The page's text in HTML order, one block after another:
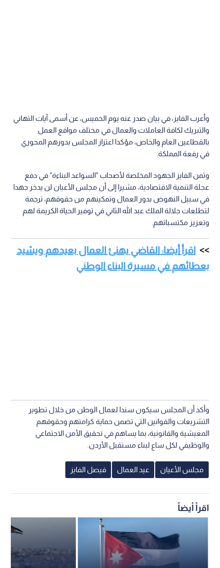
وأعرب الفايز، في بيان صدر عنه يوم الخميس، عن أسمى آيات التهاني
والتبريك لكافة العاملات والعمال في مختلف مواقع العمل
بالقطاعين العام والخاص، مؤكدا اعتزاز المجلس بدورهم المحوري
في رفعة المملكة.
وثمن الفايز الجهود المخلصة لأصحاب "السواعد البناءة" في دفع
عجلة التنمية الاقتصادية، مشيرا إلى أن مجلس الأعيان لن يدخر جهدا
في سبيل النهوض بدور العمال وتمكينهم من حقوقهم، ترجمة
لتطلعات جلالة الملك عبد الله الثاني في توفير الحياة الكريمة لهم
وتعزيز مكتسباتهم.
اقرأ أيضا: القاضي يهنئ العمال بعيدهم ويشيد
بعطائهم في مسيرة البناء الوطني
وأكد أن المجلس سيكون سندا لعمال الوطن من خلال تطوير
التشريعات والقوانين التي تضمن حماية كرامتهم وحقوقهم
المعيشية والقانونية، بما يساهم في تحقيق الأمن الاجتماعي
والوظيفي لكل ساع لبناء مستقبل الأردن.
مجلس الأعيان عيد العمال فيصل الفايز
اقرأ أيضاً